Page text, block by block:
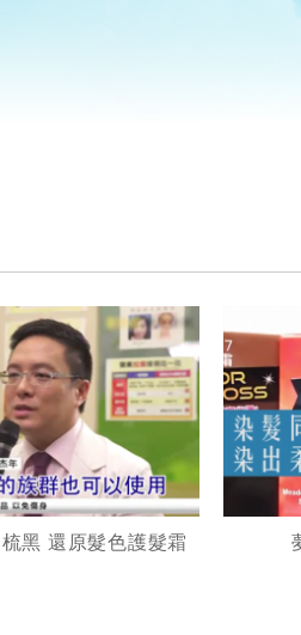
黑 還原髮色護髮霜